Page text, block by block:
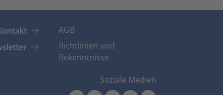
AGB
Richtlinien und
Bekenntnisse
Soziale Medien